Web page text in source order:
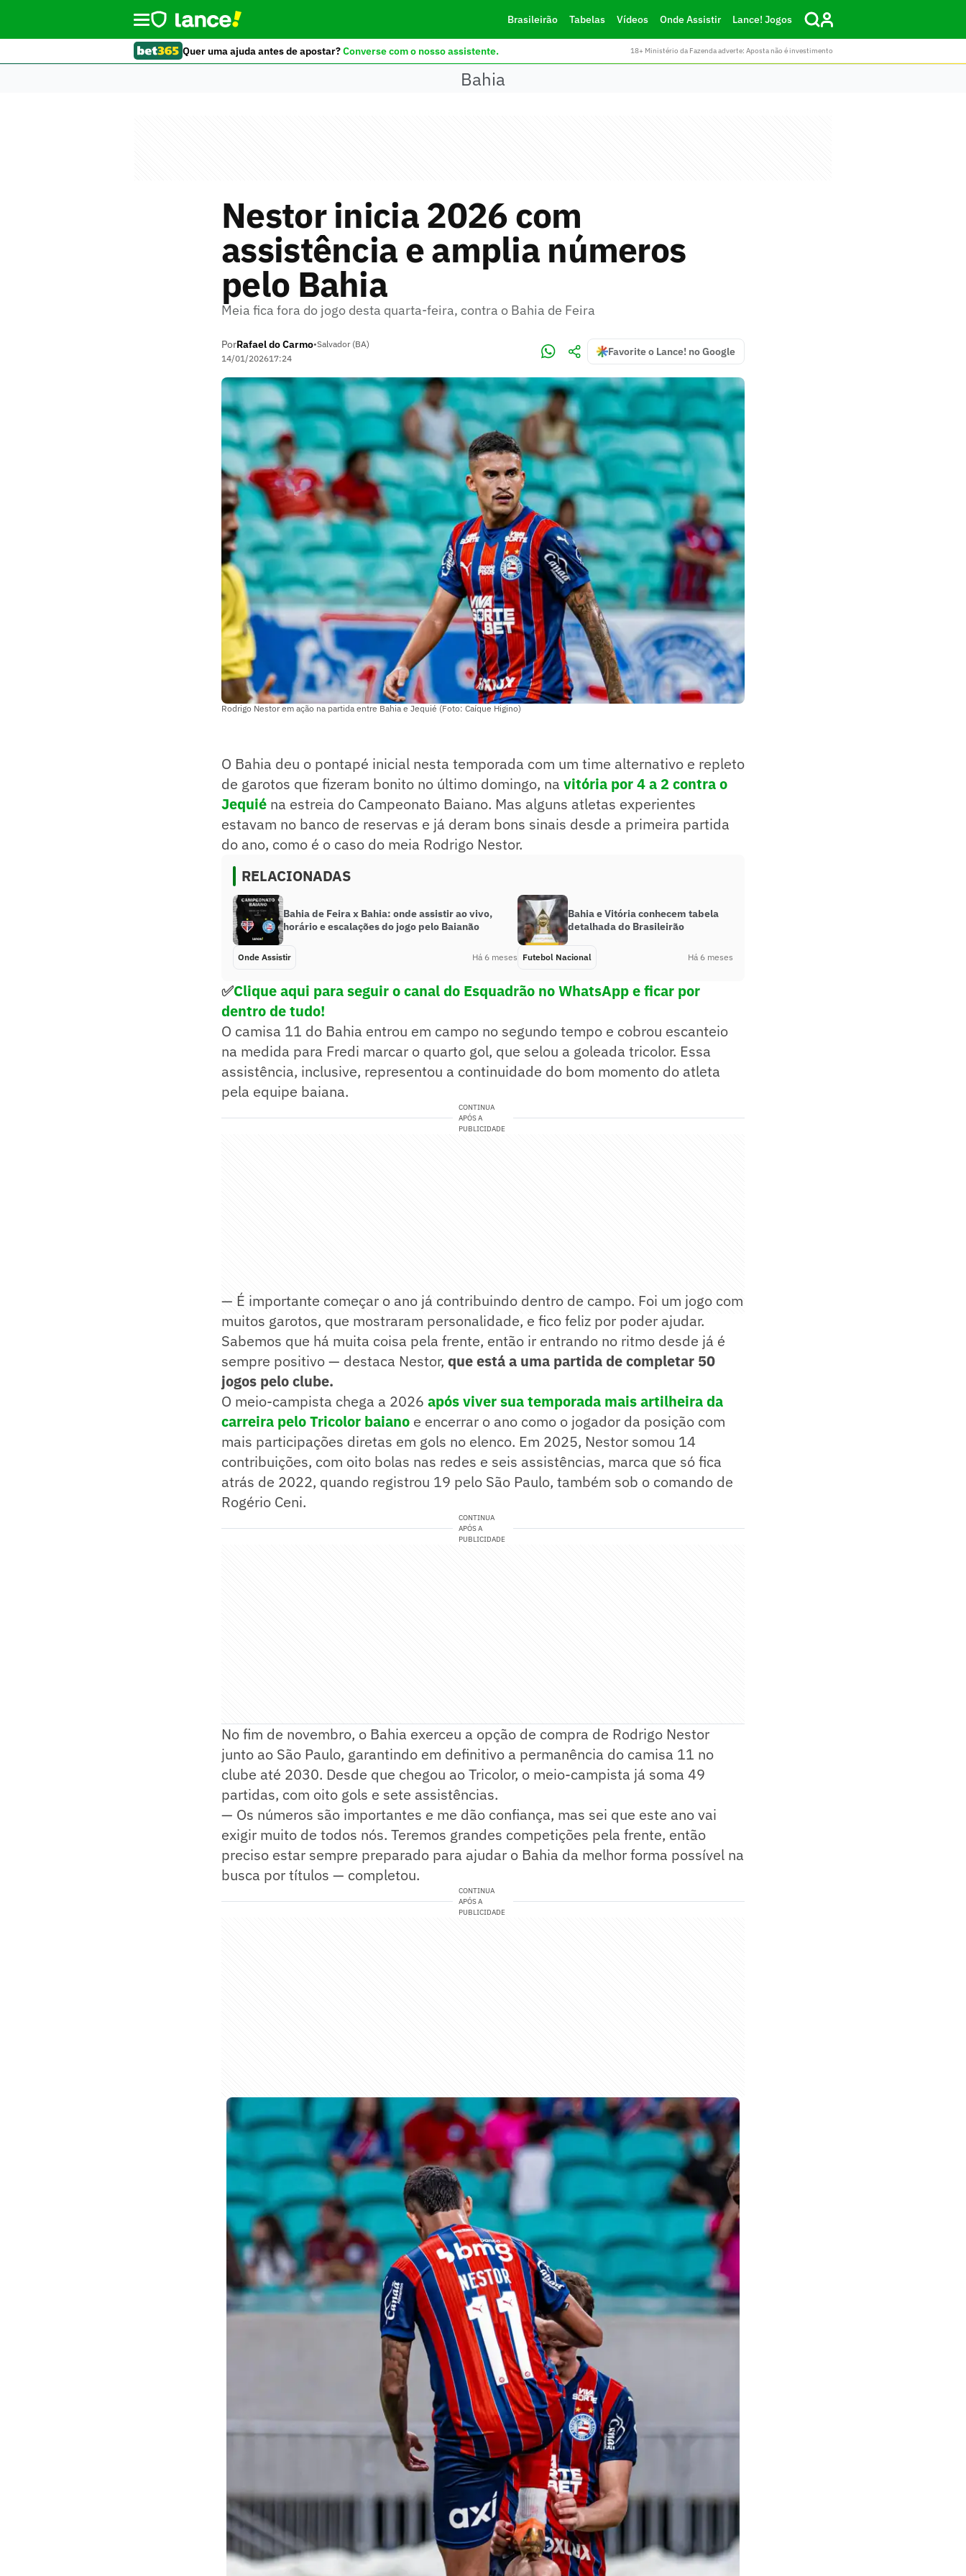
Brasileirão Tabelas Vídeos Onde Assistir Lance! Jogos
Quer uma ajuda antes de apostar?Converse com o nosso assistente. 18+ Ministério da Fazenda adverte: Aposta não é investimento
Bahia
Nestor inicia 2026 com
assistência e amplia números
pelo Bahia
Meia fica fora do jogo desta quarta-feira, contra o Bahia de Feira
PorRafael do Carmo•Salvador (BA)
14/01/202617:24
Favorite o Lance! no Google
Rodrigo Nestor em ação na partida entre Bahia e Jequié (Foto: Caíque Higino)
O Bahia deu o pontapé inicial nesta temporada com um time alternativo e repleto
de garotos que fizeram bonito no último domingo, na vitória por 4 a 2 contra o
Jequié na estreia do Campeonato Baiano. Mas alguns atletas experientes
estavam no banco de reservas e já deram bons sinais desde a primeira partida
do ano, como é o caso do meia Rodrigo Nestor.
RELACIONADAS
Bahia de Feira x Bahia: onde assistir ao vivo,
horário e escalações do jogo pelo Baianão
Onde Assistir Há 6 meses
Bahia e Vitória conhecem tabela
detalhada do Brasileirão
Futebol Nacional Há 6 meses
✅Clique aqui para seguir o canal do Esquadrão no WhatsApp e ficar por
dentro de tudo!
O camisa 11 do Bahia entrou em campo no segundo tempo e cobrou escanteio
na medida para Fredi marcar o quarto gol, que selou a goleada tricolor. Essa
assistência, inclusive, representou a continuidade do bom momento do atleta
pela equipe baiana.
CONTINUA
APÓS A
PUBLICIDADE
— É importante começar o ano já contribuindo dentro de campo. Foi um jogo com
muitos garotos, que mostraram personalidade, e fico feliz por poder ajudar.
Sabemos que há muita coisa pela frente, então ir entrando no ritmo desde já é
sempre positivo — destaca Nestor, que está a uma partida de completar 50
jogos pelo clube.
O meio-campista chega a 2026 após viver sua temporada mais artilheira da
carreira pelo Tricolor baiano e encerrar o ano como o jogador da posição com
mais participações diretas em gols no elenco. Em 2025, Nestor somou 14
contribuições, com oito bolas nas redes e seis assistências, marca que só fica
atrás de 2022, quando registrou 19 pelo São Paulo, também sob o comando de
Rogério Ceni.
CONTINUA
APÓS A
PUBLICIDADE
No fim de novembro, o Bahia exerceu a opção de compra de Rodrigo Nestor
junto ao São Paulo, garantindo em definitivo a permanência do camisa 11 no
clube até 2030. Desde que chegou ao Tricolor, o meio-campista já soma 49
partidas, com oito gols e sete assistências.
— Os números são importantes e me dão confiança, mas sei que este ano vai
exigir muito de todos nós. Teremos grandes competições pela frente, então
preciso estar sempre preparado para ajudar o Bahia da melhor forma possível na
busca por títulos — completou.
CONTINUA
APÓS A
PUBLICIDADE